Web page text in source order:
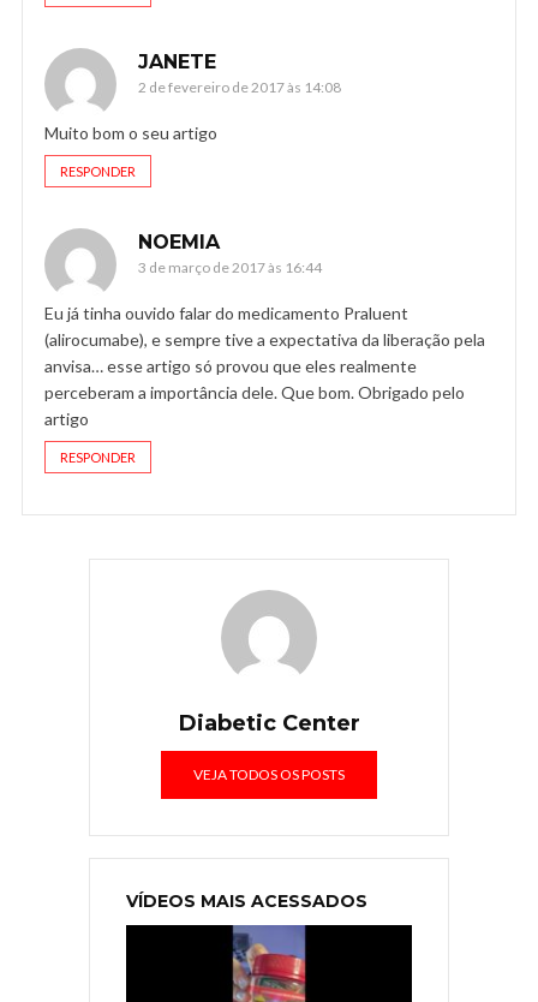
JANETE
2 de fevereiro de 2017 às 14:08
Muito bom o seu artigo
RESPONDER
NOEMIA
3 de março de 2017 às 16:44
Eu já tinha ouvido falar do medicamento Praluent
(alirocumabe), e sempre tive a expectativa da liberação pela
anvisa… esse artigo só provou que eles realmente
perceberam a importância dele. Que bom. Obrigado pelo
artigo
RESPONDER
Diabetic Center
VEJA TODOS OS POSTS
VÍDEOS MAIS ACESSADOS